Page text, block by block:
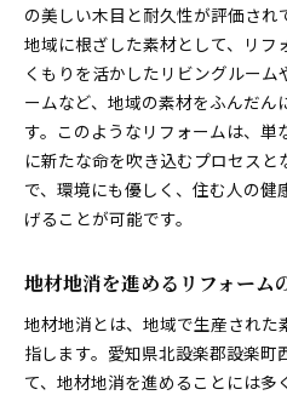
の美しい木目と耐久性が評価され
地域に根ざした素材として、リフ
くもりを活かしたリビングルー
ームなど、地域の素材をふんだん
す。このようなリフォームは、単
に新たな命を吹き込むプロセス
で、環境にも優しく、住む人の健
げることが可能です。
地材地消を進めるリフォーム
地材地消とは、地域で生産された
指します。愛知県北設楽郡設楽町
て、地材地消を進めることには多